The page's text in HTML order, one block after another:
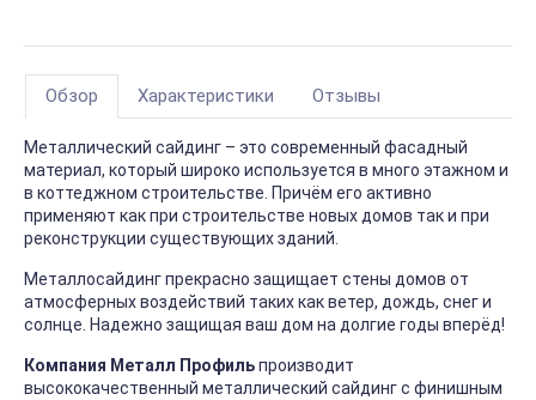
Обзор Характеристики Отзывы
Металлический сайдинг – это современный фасадный
материал, который широко используется в много этажном и
в коттеджном строительстве. Причём его активно
применяют как при строительстве новых домов так и при
реконструкции существующих зданий.
Металлосайдинг прекрасно защищает стены домов от
атмосферных воздействий таких как ветер, дождь, снег и
солнце. Надежно защищая ваш дом на долгие годы вперёд!
Компания Металл Профильпроизводит
высококачественный металлический сайдинг с финишным